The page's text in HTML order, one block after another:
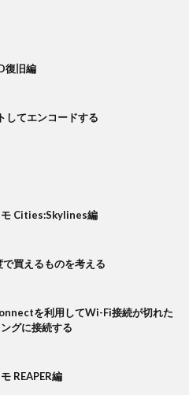
復旧編
てエンコードする
モ Cities:Skylines編
買えるものを考える
を利用してWi-Fi接続が切れた
グに接続する
REAPER編